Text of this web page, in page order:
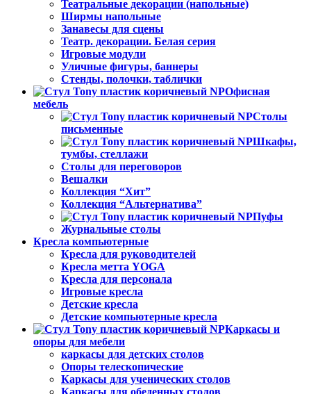
Театральные декорации (напольные)
Ширмы напольные
Занавесы для сцены
Театр. декорации. Белая серия
Игровые модули
Уличные фигуры, баннеры
Стенды, полочки, таблички
Офисная
мебель
Столы
письменные
Шкафы,
тумбы, стеллажи
Столы для переговоров
Вешалки
Коллекция “Хит”
Коллекция “Альтернатива”
Пуфы
Журнальные столы
Кресла компьютерные
Кресла для руководителей
Кресла метта YOGA
Кресла для персонала
Игровые кресла
Детские кресла
Детские компьютерные кресла
Каркасы и
опоры для мебели
каркасы для детских столов
Опоры телескопические
Каркасы для ученических столов
Каркасы для обеденных столов